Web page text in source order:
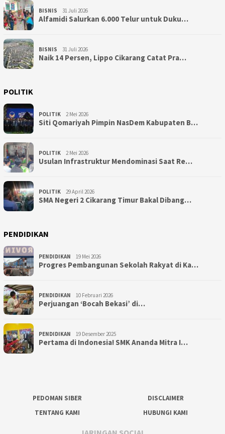
BISNIS 31 Juli 2026
Alfamidi Salurkan 6.000 Telur untuk Duku…
BISNIS 31 Juli 2026
Naik 14 Persen, Lippo Cikarang Catat Pra…
POLITIK
POLITIK 2 Mei 2026
Siti Qomariyah Pimpin NasDem Kabupaten B…
POLITIK 2 Mei 2026
Usulan Infrastruktur Mendominasi Saat Re…
POLITIK 29 April 2026
SMA Negeri 2 Cikarang Timur Bakal Dibang…
PENDIDIKAN
PENDIDIKAN 19 Mei 2026
Progres Pembangunan Sekolah Rakyat di Ka…
PENDIDIKAN 10 Februari 2026
Perjuangan ‘Bocah Bekasi’ di…
PENDIDIKAN 19 Desember 2025
Pertama di Indonesia! SMK Ananda Mitra I…
PEDOMAN SIBER
DISCLAIMER
TENTANG KAMI
HUBUNGI KAMI